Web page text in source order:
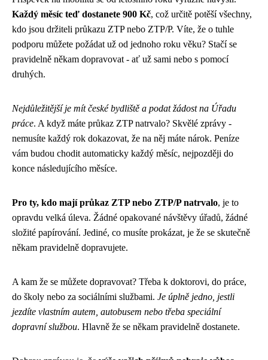
Každý měsíc teď dostanete 900 Kč, což určitě potěší všechny,
kdo jsou držiteli průkazu ZTP nebo ZTP/P. Víte, že o tuhle
podporu můžete požádat už od jednoho roku věku? Stačí se
pravidelně někam dopravovat - ať už sami nebo s pomocí
druhých.
Nejdůležitější je mít české bydliště a podat žádost na Úřadu
práce. A když máte průkaz ZTP natrvalo? Skvělé zprávy -
nemusíte každý rok dokazovat, že na něj máte nárok. Peníze
vám budou chodit automaticky každý měsíc, nejpozději do
konce následujícího měsíce.
Pro ty, kdo mají průkaz ZTP nebo ZTP/P natrvalo, je to
opravdu velká úleva. Žádné opakované návštěvy úřadů, žádné
složité papírování. Jediné, co musíte prokázat, je že se skutečně
někam pravidelně dopravujete.
A kam že se můžete dopravovat? Třeba k doktorovi, do práce,
do školy nebo za sociálními službami. Je úplně jedno, jestli
jezdíte vlastním autem, autobusem nebo třeba speciální
dopravní službou. Hlavně že se někam pravidelně dostanete.